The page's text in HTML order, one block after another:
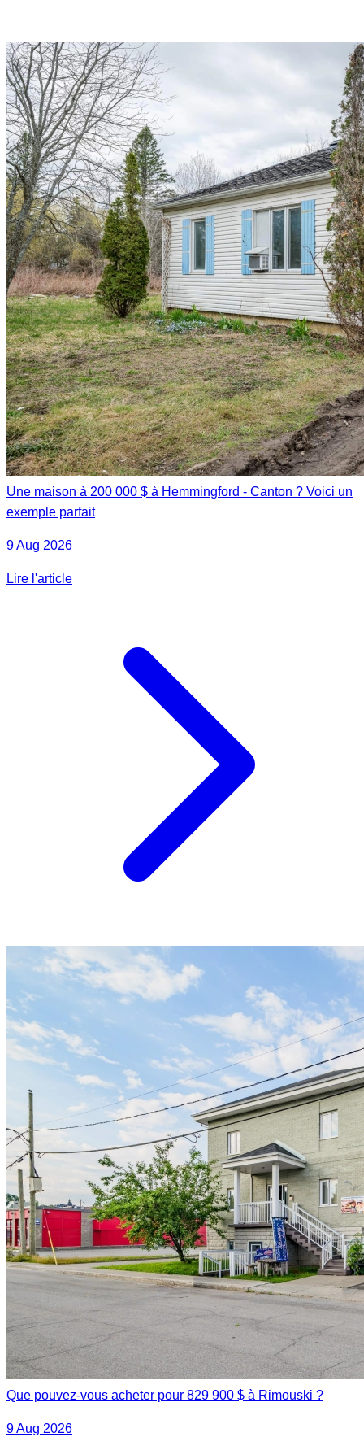
Une maison à 200 000 $ à Hemmingford - Canton ? Voici un
exemple parfait
9 Aug 2026
Lire l'article
Que pouvez-vous acheter pour 829 900 $ à Rimouski ?
9 Aug 2026